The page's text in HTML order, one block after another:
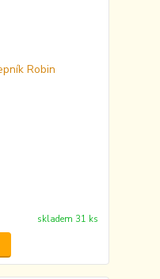
skladem 31 ks